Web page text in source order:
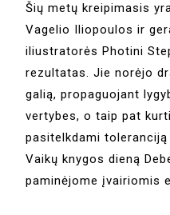
Šių metų kreipimasis
Vagelio Iliopoulos ir
iliustratorės Photini
rezultatas. Jie norėjo
galią, propaguojant
vertybes, o taip pat
pasitelkdami toleranciją
Vaikų knygos dieną
paminėjome įvairiomis